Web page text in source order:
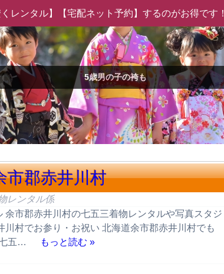
レンタル】【宅配ネット予約】するのがお得です！
5歳男の子の袴も
市郡赤井川村
レンタル係
郡赤井川村の七五三着物レンタルや写真スタジ
村でお参り・お祝い 北海道余市郡赤井川村でも
五…
もっと読む »